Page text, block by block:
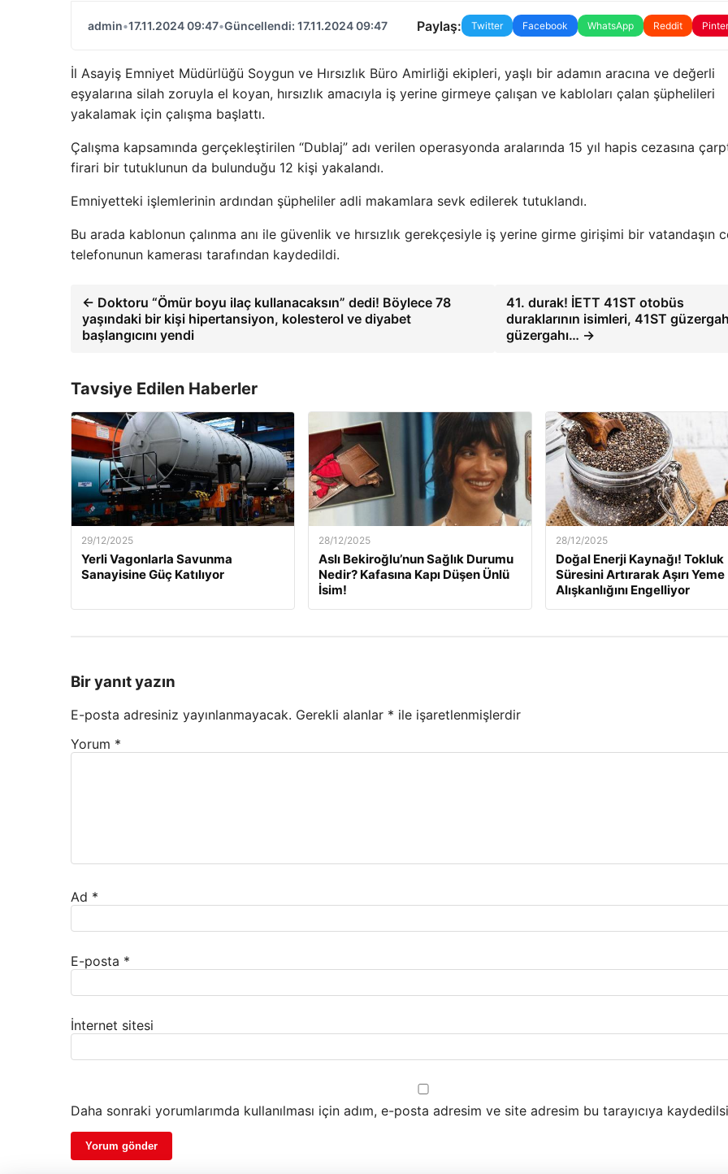
admin•17.11.2024 09:47•Güncellendi: 17.11.2024 09:47 Paylaş: Twitter Facebook WhatsApp Reddit
İl Asayiş Emniyet Müdürlüğü Soygun ve Hırsızlık Büro Amirliği ekipleri, yaşlı bir adamın aracına ve değerli
eşyalarına silah zoruyla el koyan, hırsızlık amacıyla iş yerine girmeye çalışan ve kabloları çalan şüphelileri
yakalamak için çalışma başlattı.
Çalışma kapsamında gerçekleştirilen “Dublaj” adı verilen operasyonda aralarında 15 yıl hapis cezasına
firari bir tutuklunun da bulunduğu 12 kişi yakalandı.
Emniyetteki işlemlerinin ardından şüpheliler adli makamlara sevk edilerek tutuklandı.
Bu arada kablonun çalınma anı ile güvenlik ve hırsızlık gerekçesiyle iş yerine girme girişimi bir vatandaşın
telefonunun kamerası tarafından kaydedildi.
← Doktoru “Ömür boyu ilaç kullanacaksın” dedi! Böylece 78
yaşındaki bir kişi hipertansiyon, kolesterol ve diyabet
başlangıcını yendi
41. durak! İETT 41ST otobüs
duraklarının isimleri, 41ST
güzergahı… →
Tavsiye Edilen Haberler
29/12/2025
Yerli Vagonlarla Savunma
Sanayisine Güç Katılıyor
28/12/2025
Aslı Bekiroğlu’nun Sağlık Durumu
Nedir? Kafasına Kapı Düşen Ünlü
İsim!
28/12/2025
Doğal Enerji Kaynağı! Tokluk
Süresini Artırarak Aşırı Yeme
Alışkanlığını Engelliyor
Bir yanıt yazın
E-posta adresiniz yayınlanmayacak. Gerekli alanlar * ile işaretlenmişlerdir
Yorum *
Ad *
E-posta *
İnternet sitesi
Daha sonraki yorumlarımda kullanılması için adım, e-posta adresim ve site adresim bu tarayıcıya